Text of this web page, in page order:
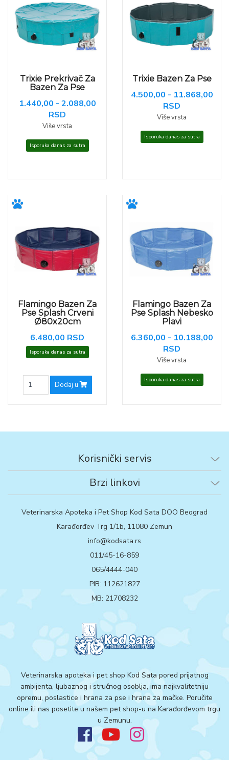
Trixie Prekrivač Za
Bazen Za Pse
1.440,00 - 2.088,00
RSD
Više vrsta
Isporuka danas za sutra
Trixie Bazen Za Pse
4.500,00 - 11.868,00
RSD
Više vrsta
Isporuka danas za sutra
Flamingo Bazen Za
Pse Splash Crveni
Ø80x20cm
6.480,00 RSD
Isporuka danas za sutra
Dodaj u
Flamingo Bazen Za
Pse Splash Nebesko
Plavi
6.360,00 - 10.188,00
RSD
Više vrsta
Isporuka danas za sutra
Korisnički servis
Brzi linkovi
Veterinarska Apoteka i Pet Shop Kod Sata DOO Beograd
Karađorđev Trg 1/1b, 11080 Zemun
info@kodsata.rs
011/45-16-859
065/4444-040
PIB: 112621827
MB: 21708232
Veterinarska apoteka i pet shop Kod Sata pored prijatnog
ambijenta, ljubaznog i stručnog osoblja, ima najkvalitetniju
opremu, poslastice i hrana za pse i hrana za mačke. Poručite
online ili nas posetite u našem pet shop-u na Karađorđevom trgu
u Zemunu.